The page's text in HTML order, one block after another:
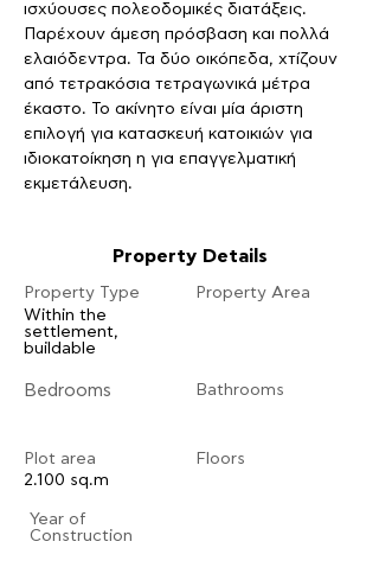
ισχύουσες πολεοδομικές διατάξεις.
Παρέχουν άμεση πρόσβαση και πολλά
ελαιόδεντρα. Τα δύο οικόπεδα, χτίζουν
από τετρακόσια τετραγωνικά μέτρα
έκαστο. Το ακίνητο είναι μία άριστη
επιλογή για κατασκευή κατοικιών για
ιδιοκατοίκηση η για επαγγελματική
εκμετάλευση.
Property Details
Property Type
Within the
settlement,
buildable
Bedrooms
Plot area
2.100 sq.m
Property Area
Bathrooms
Floors
​Year of
Construction